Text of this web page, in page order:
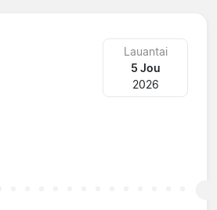
Lauantai
5 Jou
2026